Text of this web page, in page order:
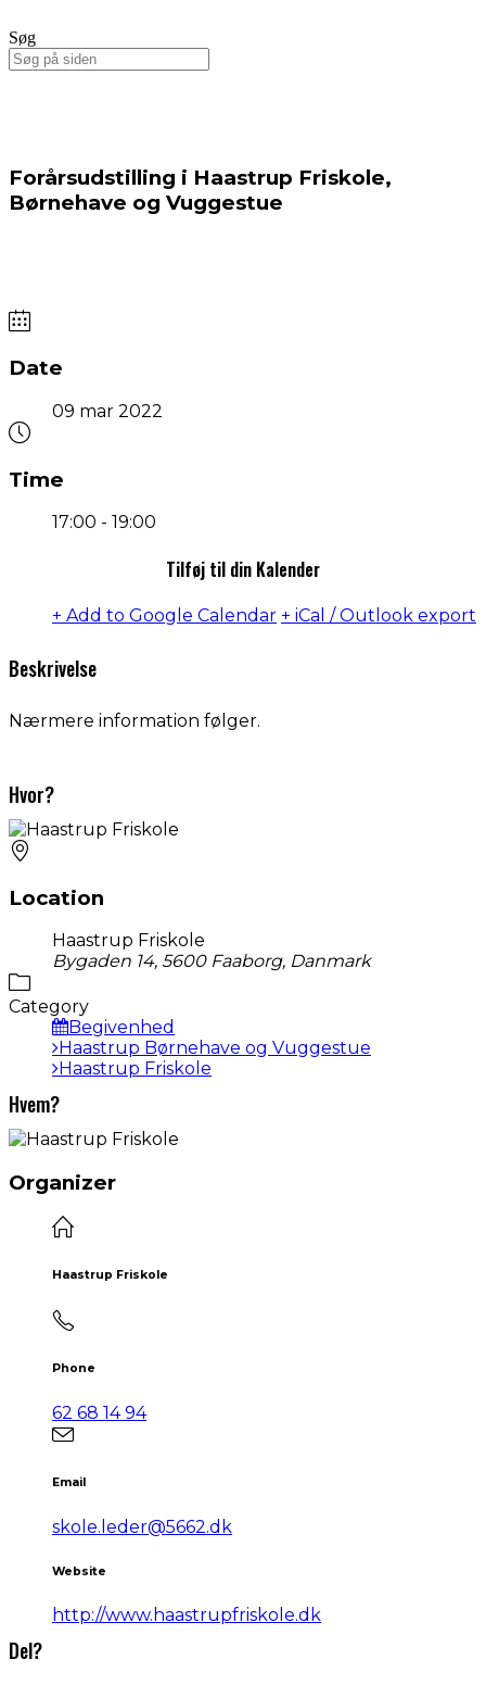
Søg
Forårsudstilling i Haastrup Friskole,
Børnehave og Vuggestue
Date
09 mar 2022
Time
17:00 - 19:00
Tilføj til din Kalender
+ Add to Google Calendar + iCal / Outlook export
Beskrivelse
Nærmere information følger.
Hvor?
Location
Haastrup Friskole
Bygaden 14, 5600 Faaborg, Danmark
Category
Begivenhed
Haastrup Børnehave og Vuggestue
Haastrup Friskole
Hvem?
Organizer
Haastrup Friskole
Phone
62 68 14 94
Email
skole.leder@5662.dk
Website
http://www.haastrupfriskole.dk
Del?